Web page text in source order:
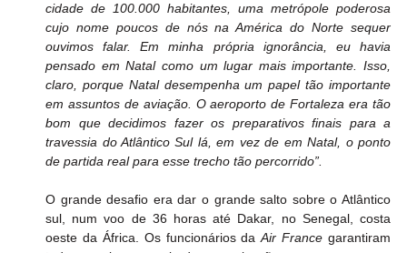
cidade de 100.000 habitantes, uma metrópole poderosa
cujo nome poucos de nós na América do Norte sequer
ouvimos falar. Em minha própria ignorância, eu havia
pensado em Natal como um lugar mais importante. Isso,
claro, porque Natal desempenha um papel tão importante
em assuntos de aviação. O aeroporto de Fortaleza era tão
bom que decidimos fazer os preparativos finais para a
travessia do Atlântico Sul lá, em vez de em Natal, o ponto
de partida real para esse trecho tão percorrido”.
O grande desafio era dar o grande salto sobre o Atlântico
sul, num voo de 36 horas até Dakar, no Senegal, costa
oeste da África. Os funcionários da Air France garantiram